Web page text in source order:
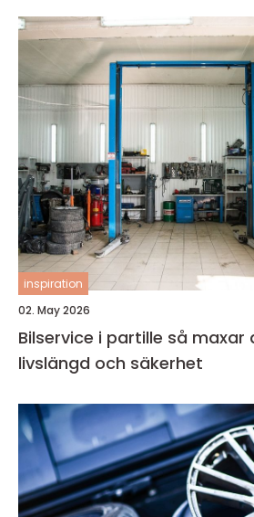
inspiration
02. May 2026
Bilservice i partille så maxar du bilens
livslängd och säkerhet